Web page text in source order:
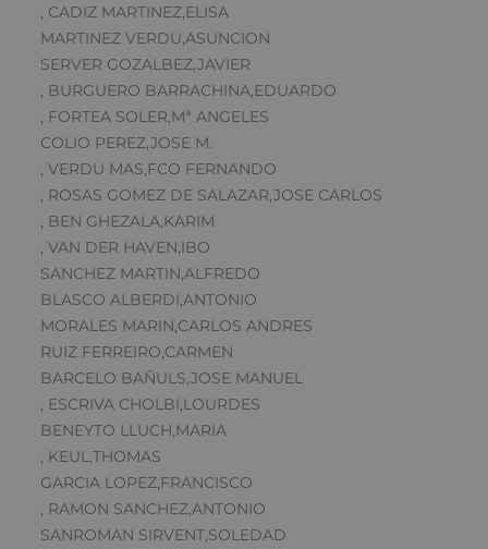
, CADIZ MARTINEZ,ELISA
MARTINEZ VERDU,ASUNCION
SERVER GOZALBEZ,JAVIER
, BURGUERO BARRACHINA,EDUARDO
, FORTEA SOLER,Mª ANGELES
COLIO PEREZ,JOSE M.
, VERDU MAS,FCO FERNANDO
, ROSAS GOMEZ DE SALAZAR,JOSE CARLOS
, BEN GHEZALA,KARIM
, VAN DER HAVEN,IBO
SANCHEZ MARTIN,ALFREDO
BLASCO ALBERDI,ANTONIO
MORALES MARIN,CARLOS ANDRES
RUIZ FERREIRO,CARMEN
BARCELO BAÑULS,JOSE MANUEL
, ESCRIVA CHOLBI,LOURDES
BENEYTO LLUCH,MARIA
, KEUL,THOMAS
GARCIA LOPEZ,FRANCISCO
, RAMON SANCHEZ,ANTONIO
SANROMAN SIRVENT,SOLEDAD